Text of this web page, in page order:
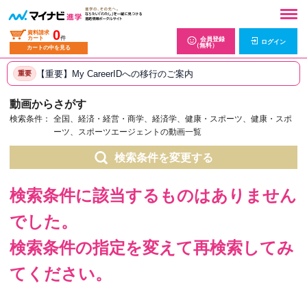
資料請求
カート
0件
カートの中を見る
会員登録
（無料）
ログイン
重要 【重要】My CareerIDへの移行のご案内
動画からさがす
検索条件：
全国、経済・経営・商学、経済学、健康・スポーツ、健康・スポ
ーツ、スポーツエージェントの動画一覧
検索条件を変更する
検索条件に該当するものはありません
でした。
検索条件の指定を変えて再検索してみ
てください。